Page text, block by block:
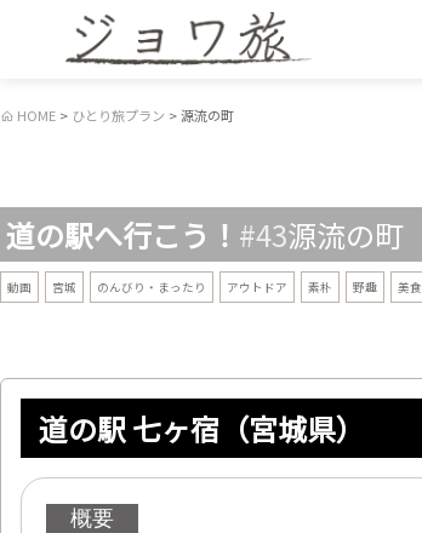
HOME ひとり旅プラン 源流の町
道の駅へ行こう！ #43源流の町
動画 宮城 のんびり・まったり アウトドア 素朴 野趣 美食
道の駅 七ヶ宿（宮城県）
概要